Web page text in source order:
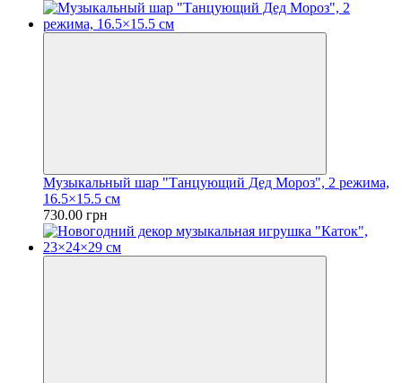
Музыкальный шар "Танцующий Дед Мороз", 2 режима,
16.5×15.5 см
730.00 грн